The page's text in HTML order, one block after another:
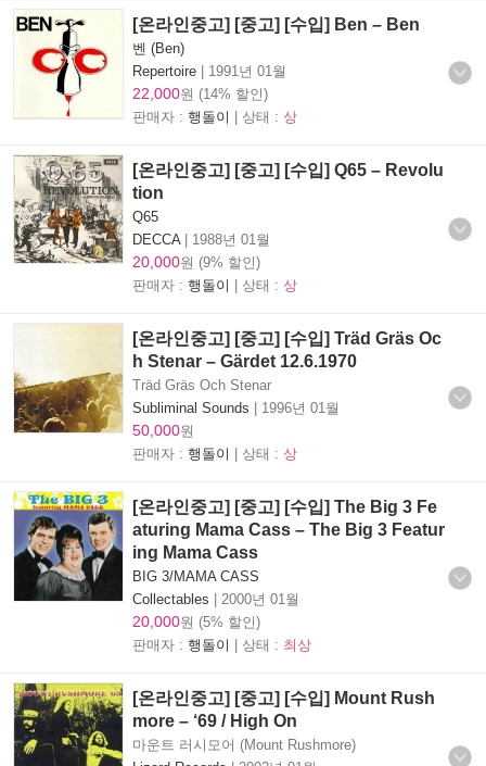
[온라인중고] [중고] [수입] Ben – Ben
벤 (Ben)
Repertoire | 1991년 01월
22,000원 (14% 할인)
판매자 : 행돌이 | 상태 : 상
[온라인중고] [중고] [수입] Q65 – Revolu
tion
Q65
DECCA | 1988년 01월
20,000원 (9% 할인)
판매자 : 행돌이 | 상태 : 상
[온라인중고] [중고] [수입] Träd Gräs Oc
h Stenar – Gärdet 12.6.1970
Träd Gräs Och Stenar
Subliminal Sounds | 1996년 01월
50,000원
판매자 : 행돌이 | 상태 : 상
[온라인중고] [중고] [수입] The Big 3 Fe
aturing Mama Cass – The Big 3 Featur
ing Mama Cass
BIG 3/MAMA CASS
Collectables | 2000년 01월
20,000원 (5% 할인)
판매자 : 행돌이 | 상태 : 최상
[온라인중고] [중고] [수입] Mount Rush
more – ‘69 / High On
마운트 러시모어 (Mount Rushmore)